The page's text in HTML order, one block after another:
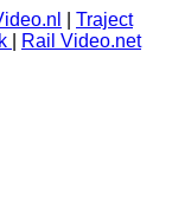
Traject
Rail Video.net